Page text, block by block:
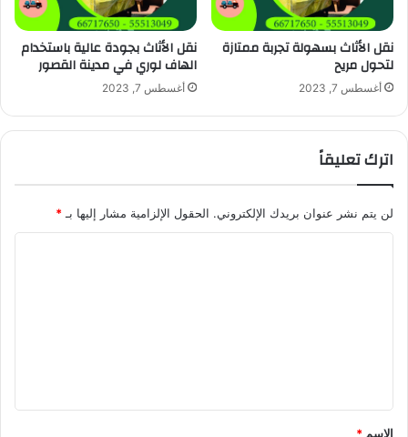
نقل الأثاث بسهولة تجربة ممتازة
لتحول مريح
أغسطس 7, 2023
نقل الأثاث بجودة عالية باستخدام
الهاف لوري في مدينة القصور
أغسطس 7, 2023
اترك تعليقاً
لن يتم نشر عنوان بريدك الإلكتروني. الحقول الإلزامية مشار إليها بـ *
ق
الاسم *